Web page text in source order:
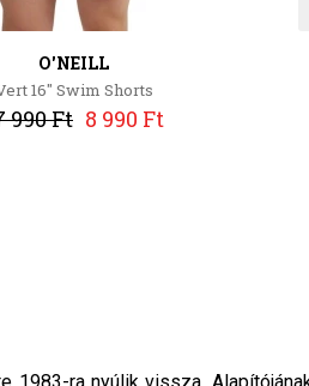
O'NEILL
16'' Swim Shorts
990 Ft 8 990 Ft